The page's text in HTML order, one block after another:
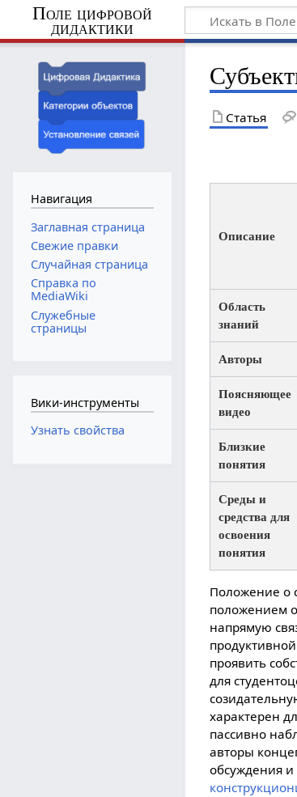
Поле цифровой
дидактики
Статья
Описание
Область
знаний
Авторы
Поясняющее
видео
Близкие
понятия
Среды и
средства для
освоения
понятия
Положение о
положением
напрямую
проявить
для
характерен
пассивно
авторы
обсуждения
Навигация
Заглавная страница
Свежие правки
Случайная страница
Справка по
MediaWiki
Служебные
страницы
Вики-инструменты
Узнать свойства